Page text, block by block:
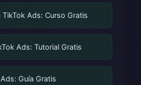
Ads: Curso Gratis
Ads: Tutorial Gratis
Guía Gratis